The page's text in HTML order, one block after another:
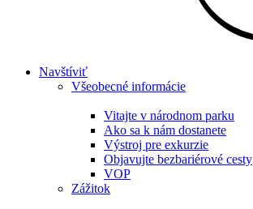
Navštíviť
Všeobecné informácie
Vitajte v národnom parku
Ako sa k nám dostanete
Výstroj pre exkurzie
Objavujte bezbariérové cesty
VOP
Zážitok